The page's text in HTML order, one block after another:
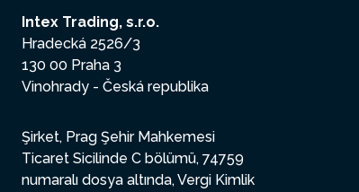
Intex Trading, s.r.o.
Hradecká 2526/3
130 00 Praha 3
Vinohrady - Česká republika
Şirket, Prag Şehir Mahkemesi
Ticaret Sicilinde C bölümü, 74759
numaralı dosya altında, Vergi Kimlik